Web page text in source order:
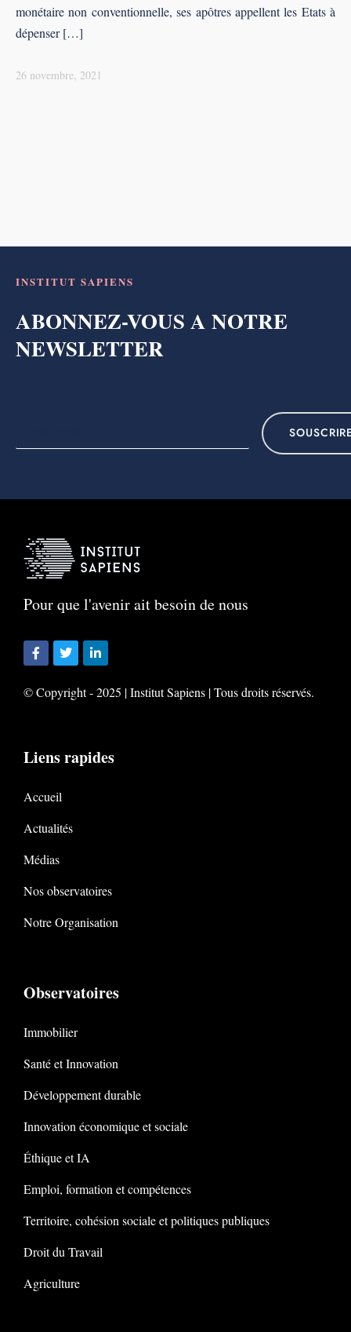
monétaire non conventionnelle, ses apôtres appellent les Etats à
dépenser […]
26 novembre, 2021
INSTITUT SAPIENS
ABONNEZ-VOUS A NOTRE
NEWSLETTER
Pour que l'avenir ait besoin de nous
© Copyright - 2025 | Institut Sapiens | Tous droits réservés.
Liens rapides
Accueil
Actualités
Médias
Nos observatoires
Notre Organisation
Observatoires
Immobilier
Santé et Innovation
Développement durable
Innovation économique et sociale
Éthique et IA
Emploi, formation et compétences
Territoire, cohésion sociale et politiques publiques
Droit du Travail
Agriculture